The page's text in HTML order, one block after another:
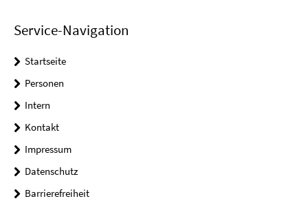
Service-Navigation
Startseite
Personen
Intern
Kontakt
Impressum
Datenschutz
Barrierefreiheit